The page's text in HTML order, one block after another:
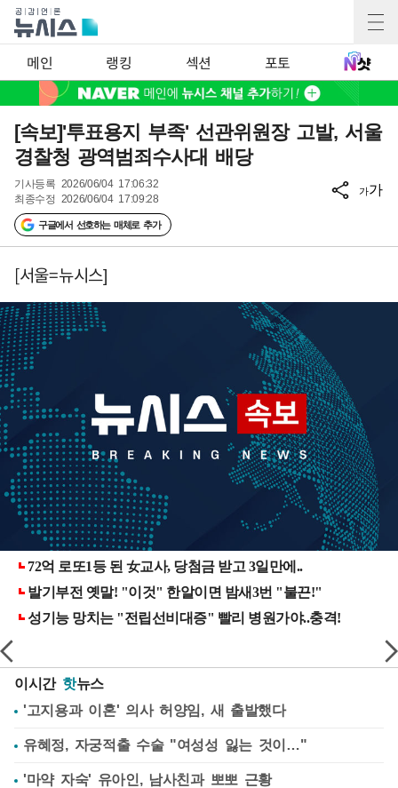
메인 랭킹 섹션 포토
[속보]'투표용지 부족' 선관위원장 고발, 서울
경찰청 광역범죄수사대 배당
기사등록 2026/06/04 17:06:32
최종수정 2026/06/04 17:09:28
구글에서 선호하는 매체로 추가
가가
[서울=뉴시스]
이시간 핫뉴스
'고지용과 이혼' 의사 허양임, 새 출발했다
유혜정, 자궁적출 수술 "여성성 잃는 것이…"
'마약 자숙' 유아인, 남사친과 뽀뽀 근황